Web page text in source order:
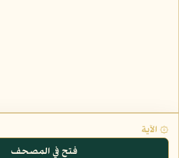
۞ الآية
فتح في المصحف